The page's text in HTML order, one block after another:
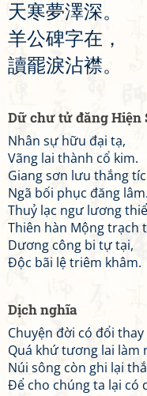
天寒夢澤深。
羊公碑字在 ，
讀罷淚沾襟。
Dữ chư tử đăng Hiện
Nhân sự hữu đại tạ,
Vãng lai thành cổ kim.
Giang sơn lưu thắng
Ngã bối phục đăng lâm.
Thuỷ lạc ngư lương
Thiên hàn Mộng trạch
Dương công bi tự tại,
Độc bãi lệ triêm khâm.
Dịch nghĩa
Chuyện đời có đổi
Quá khứ tương lai làm
Núi sông còn ghi lại
Để cho chúng ta lại có